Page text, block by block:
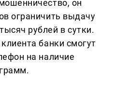
он
ограничить выдачу
рублей в сутки.
банки смогут
на наличие